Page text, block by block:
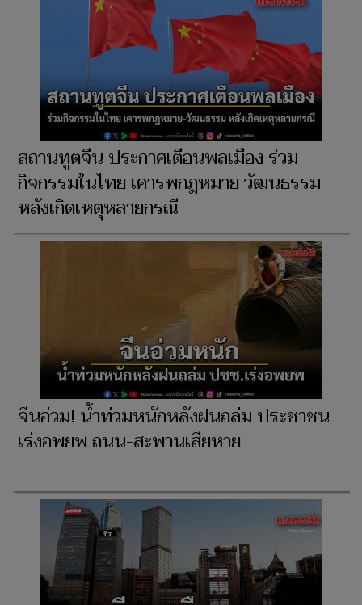
สถานทูตจีน ประกาศเตือนพลเมือง ร่วม
กิจกรรมในไทย เคารพกฎหมาย วัฒนธรรม
หลังเกิดเหตุหลายกรณี
จีนอ่วม! น้ำท่วมหนักหลังฝนถล่ม ประชาชน
เร่งอพยพ ถนน-สะพานเสียหาย